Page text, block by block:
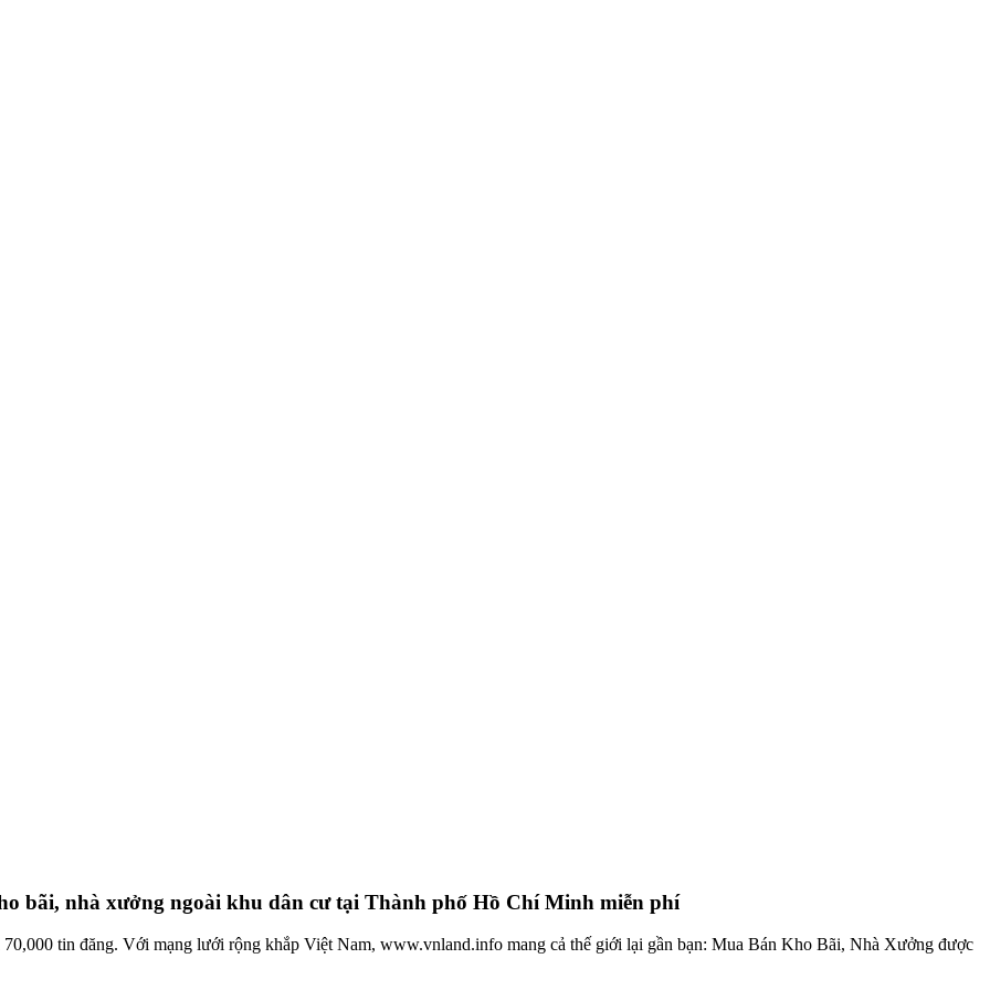
bãi, nhà xưởng ngoài khu dân cư tại Thành phố Hồ Chí Minh miễn phí
tin đăng. Với mạng lưới rộng khắp Việt Nam, www.vnland.info mang cả thế giới lại gần bạn: Mua Bán Kho Bãi, Nhà Xưởng được